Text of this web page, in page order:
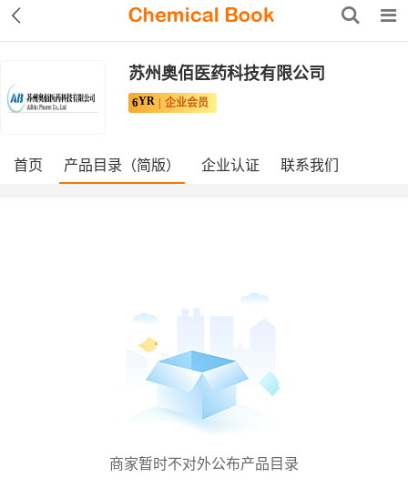
苏州奥佰医药科技有限公司
6YR 企业会员
首页 产品目录（简版） 企业认证 联系我们
商家暂时不对外公布产品目录